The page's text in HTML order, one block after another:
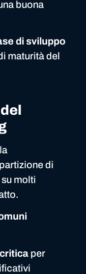
buona
di sviluppo
maturità del
di
molti
per